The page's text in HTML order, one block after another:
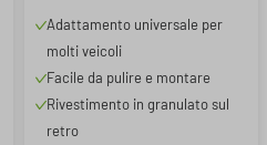
Adattamento universale per
molti veicoli
Facile da pulire e montare
Rivestimento in granulato sul
retro